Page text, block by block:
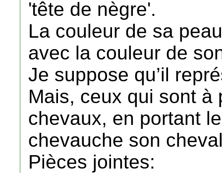
'tête de nègre'.
La couleur de sa
avec la couleur de
Je suppose qu’il
Mais, ceux qui sont à
chevaux, en portant
chevauche son
Pièces jointes: